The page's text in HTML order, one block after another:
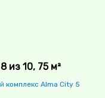
из 10, 75 м²
комплекс Alma City 5